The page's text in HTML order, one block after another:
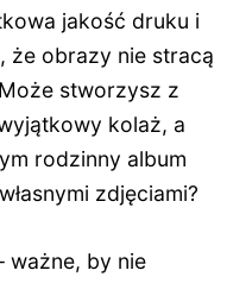
jakość druku i
że obrazy nie stracą
stworzysz z
kolaż, a
rodzinny album
zdjęciami?
ważne, by nie